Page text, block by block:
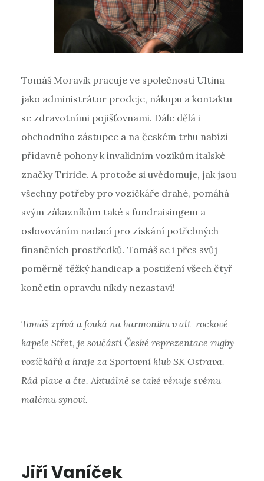
Tomáš Moravik pracuje ve společnosti Ultina
jako administrátor prodeje, nákupu a kontaktu
se zdravotními pojišťovnami. Dále dělá i
obchodního zástupce a na českém trhu nabízí
přídavné pohony k invalidním vozíkům italské
značky Triride. A protože si uvědomuje, jak jsou
všechny potřeby pro vozíčkáře drahé, pomáhá
svým zákazníkům také s fundraisingem a
oslovováním nadací pro získání potřebných
finančních prostředků. Tomáš se i přes svůj
poměrně těžký handicap a postižení všech čtyř
končetin opravdu nikdy nezastaví!
Tomáš zpívá a fouká na harmoniku v alt-rockové
kapele Střet, je součástí České reprezentace rugby
vozíčkářů a hraje za Sportovní klub SK Ostrava.
Rád plave a čte. Aktuálně se také věnuje svému
malému synovi.
Jiří Vaníček